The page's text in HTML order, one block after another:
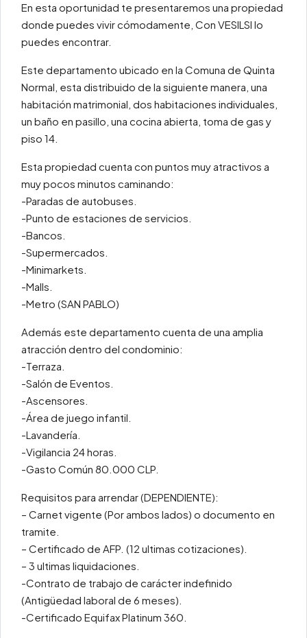
En esta oportunidad te presentaremos una propiedad
donde puedes vivir cómodamente, Con VESILSI lo
puedes encontrar.
Este departamento ubicado en la Comuna de Quinta
Normal, esta distribuido de la siguiente manera, una
habitación matrimonial, dos habitaciones individuales,
un baño en pasillo, una cocina abierta, toma de gas y
piso 14.
Esta propiedad cuenta con puntos muy atractivos a
muy pocos minutos caminando:
-Paradas de autobuses.
-Punto de estaciones de servicios.
-Bancos.
-Supermercados.
-Minimarkets.
-Malls.
-Metro (SAN PABLO)
Además este departamento cuenta de una amplia
atracción dentro del condominio:
-Terraza.
-Salón de Eventos.
-Ascensores.
-Área de juego infantil.
-Lavandería.
-Vigilancia 24 horas.
-Gasto Común 80.000 CLP.
Requisitos para arrendar (DEPENDIENTE):
– Carnet vigente (Por ambos lados) o documento en
tramite.
– Certificado de AFP. (12 ultimas cotizaciones).
– 3 ultimas liquidaciones.
-Contrato de trabajo de carácter indefinido
(Antigüedad laboral de 6 meses).
-Certificado Equifax Platinum 360.